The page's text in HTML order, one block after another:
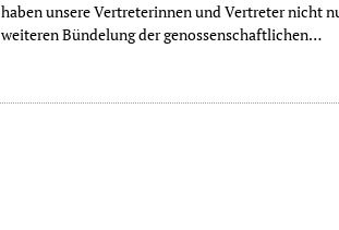
haben unsere Vertreterinnen und Vertreter nicht
weiteren Bündelung der genossenschaftlichen…